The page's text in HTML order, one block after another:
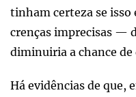
tinham certeza se isso
crenças imprecisas —
diminuiria a chance de
Há evidências de que,